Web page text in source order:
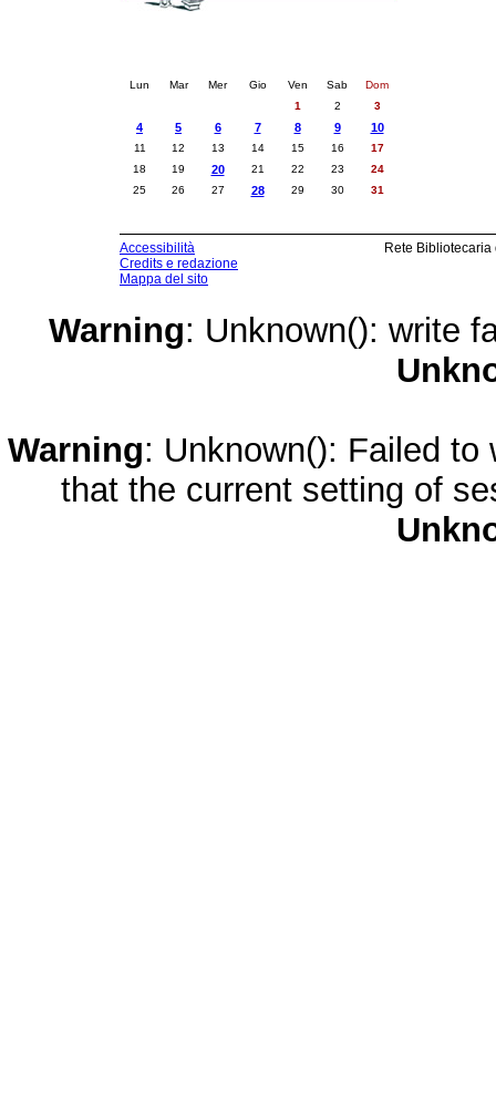
Lun Mar Mer Gio Ven Sab
Dom
1
2 3
4 5 6 7 8 9 10
11 12 13 14 15 16
17
18
19 20 21 22 23
24
25
26 27 28 29 30 31
Accessibilità
Credits e redazione
Mappa del sito
Rete
Warning: Unknown(): write
Warning: Unknown(): Failed
that the current setting of